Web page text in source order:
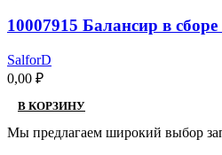
10007915 Балансир в
SalforD
0,00 ₽
В КОРЗИНУ
Мы предлагаем широкий выбор